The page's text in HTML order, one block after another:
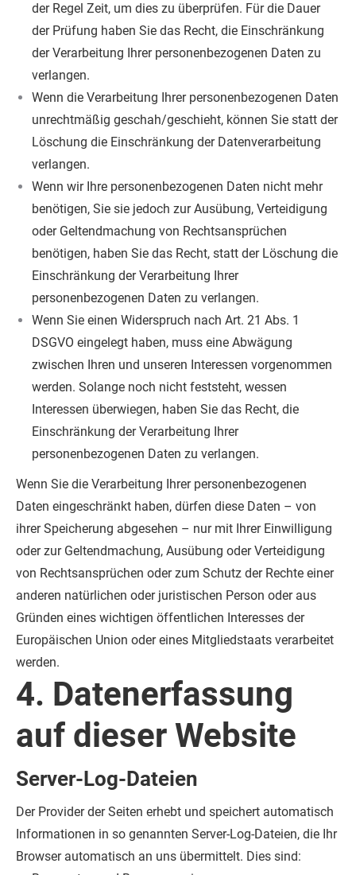
der Regel Zeit, um dies zu überprüfen. Für die Dauer
der Prüfung haben Sie das Recht, die Einschränkung
der Verarbeitung Ihrer personenbezogenen Daten zu
verlangen.
Wenn die Verarbeitung Ihrer personenbezogenen Daten
unrechtmäßig geschah/geschieht, können Sie statt der
Löschung die Einschränkung der Datenverarbeitung
verlangen.
Wenn wir Ihre personenbezogenen Daten nicht mehr
benötigen, Sie sie jedoch zur Ausübung, Verteidigung
oder Geltendmachung von Rechtsansprüchen
benötigen, haben Sie das Recht, statt der Löschung die
Einschränkung der Verarbeitung Ihrer
personenbezogenen Daten zu verlangen.
Wenn Sie einen Widerspruch nach Art. 21 Abs. 1
DSGVO eingelegt haben, muss eine Abwägung
zwischen Ihren und unseren Interessen vorgenommen
werden. Solange noch nicht feststeht, wessen
Interessen überwiegen, haben Sie das Recht, die
Einschränkung der Verarbeitung Ihrer
personenbezogenen Daten zu verlangen.
Wenn Sie die Verarbeitung Ihrer personenbezogenen
Daten eingeschränkt haben, dürfen diese Daten – von
ihrer Speicherung abgesehen – nur mit Ihrer Einwilligung
oder zur Geltendmachung, Ausübung oder Verteidigung
von Rechtsansprüchen oder zum Schutz der Rechte einer
anderen natürlichen oder juristischen Person oder aus
Gründen eines wichtigen öffentlichen Interesses der
Europäischen Union oder eines Mitgliedstaats verarbeitet
werden.
4. Datenerfassung
auf dieser Website
Server-Log-Dateien
Der Provider der Seiten erhebt und speichert automatisch
Informationen in so genannten Server-Log-Dateien, die Ihr
Browser automatisch an uns übermittelt. Dies sind: